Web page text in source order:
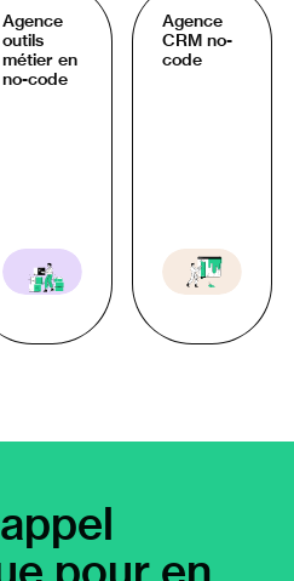
Agence
outils
métier en
no-code
Agence
CRM no-
code